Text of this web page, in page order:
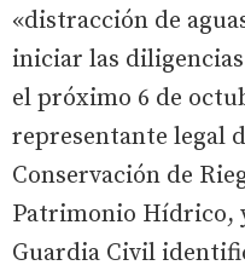
«distracción de
iniciar las
el próximo 6 de
representante legal
Conservación de
Patrimonio Hídrico,
Guardia Civil